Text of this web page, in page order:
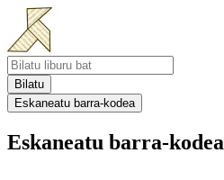
Bilatu
Eskaneatu barra-kodea
Eskaneatu barra-kodea